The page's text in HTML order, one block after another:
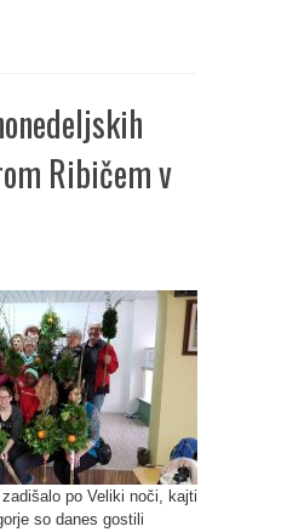
Ribičem v
po Veliki noči, kajti
so danes gostili